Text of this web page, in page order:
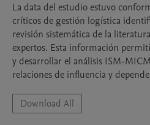
La data del estudio estuvo
críticos de gestión logística
revisión sistemática de la
expertos. Esta información
y desarrollar el análisis ISM-
relaciones de influencia y
Download All